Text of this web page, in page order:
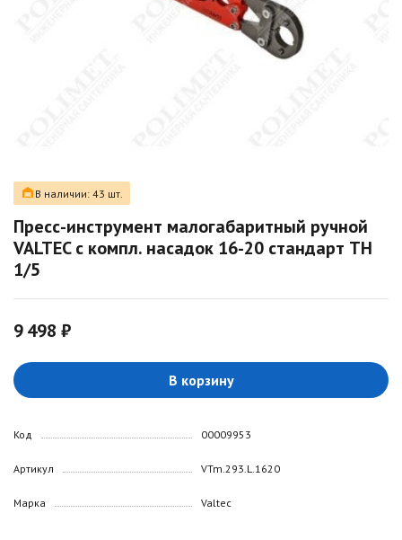
В наличии: 43 шт.
Пресс-инструмент малогабаритный ручной
VALTEC с компл. насадок 16-20 стандарт TH
1/5
9 498 ₽
В корзину
Код
Артикул
Марка
00009953
VTm.293.L.1620
Valtec